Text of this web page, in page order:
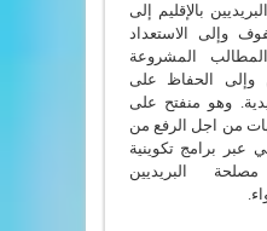
بالإقليم إلى
وإلى الاستعداد
المشروعة
وإلى الحفاظ على
وهو منفتح على
من اجل الرفع من
عبر برامج تكوينية
البريديين